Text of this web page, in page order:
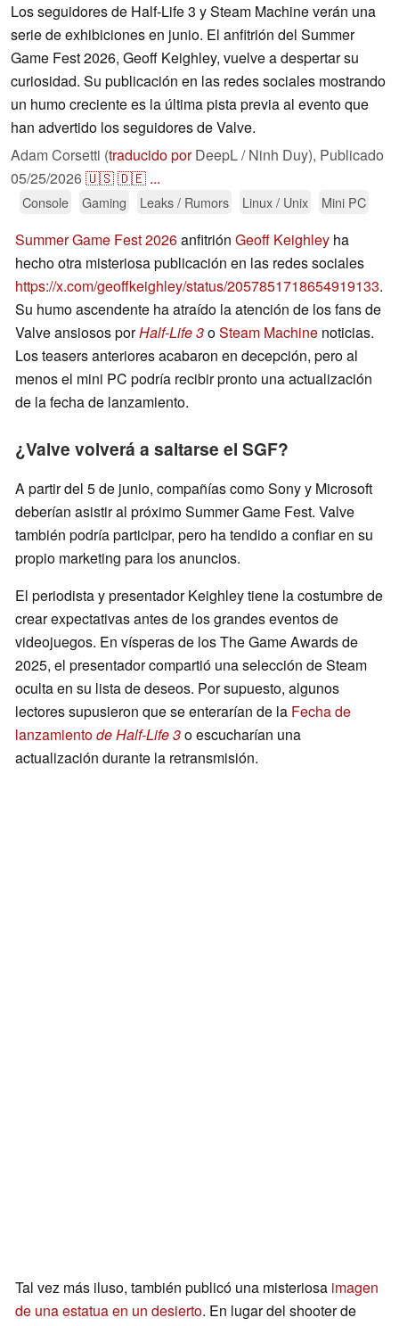
Los seguidores de Half-Life 3 y Steam Machine verán una
serie de exhibiciones en junio. El anfitrión del Summer
Game Fest 2026, Geoff Keighley, vuelve a despertar su
curiosidad. Su publicación en las redes sociales mostrando
un humo creciente es la última pista previa al evento que
han advertido los seguidores de Valve.
Adam Corsetti (traducido porDeepL / Ninh Duy), Publicado
05/25/2026🇺🇸🇩🇪 ...
Console Gaming Leaks / Rumors Linux / Unix Mini PC
Summer Game Fest 2026anfitrión Geoff Keighley ha
hecho otra misteriosa publicación en las redes sociales
https://x.com/geoffkeighley/status/2057851718654919133.
Su humo ascendente ha atraído la atención de los fans de
Valve ansiosos porHalf-Life 3oSteam Machine noticias.
Los teasers anteriores acabaron en decepción, pero al
menos el mini PC podría recibir pronto una actualización
de la fecha de lanzamiento.
¿Valve volverá a saltarse el SGF?
A partir del 5 de junio, compañías como Sony y Microsoft
deberían asistir al próximo Summer Game Fest. Valve
también podría participar, pero ha tendido a confiar en su
propio marketing para los anuncios.
El periodista y presentador Keighley tiene la costumbre de
crear expectativas antes de los grandes eventos de
videojuegos. En vísperas de los The Game Awards de
2025, el presentador compartió una selección de Steam
oculta en su lista de deseos. Por supuesto, algunos
lectores supusieron que se enterarían de la Fecha de
lanzamientode Half-Life 3o escucharían una
actualización durante la retransmisión.
Tal vez más iluso, también publicó una misteriosa imagen
de una estatua en un desierto. En lugar del shooter de